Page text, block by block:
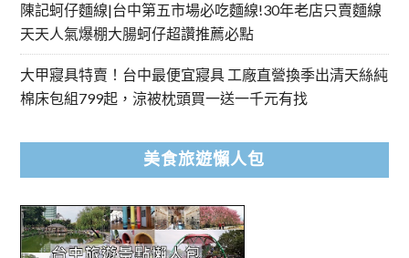
陳記蚵仔麵線|台中第五市場必吃麵線!30年老店只賣麵線
天天人氣爆棚大腸蚵仔超讚推薦必點
大甲寢具特賣！台中最便宜寢具 工廠直營換季出清天絲純
棉床包組799起，涼被枕頭買一送一千元有找
美食旅遊懶人包